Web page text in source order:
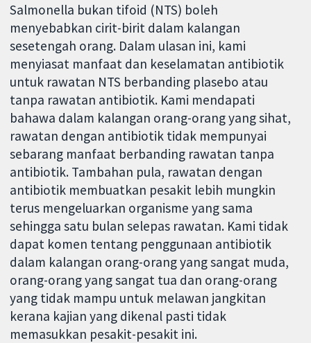
Salmonella bukan tifoid (NTS) boleh
menyebabkan cirit-birit dalam kalangan
sesetengah orang. Dalam ulasan ini, kami
menyiasat manfaat dan keselamatan antibiotik
untuk rawatan NTS berbanding plasebo atau
tanpa rawatan antibiotik. Kami mendapati
bahawa dalam kalangan orang-orang yang sihat,
rawatan dengan antibiotik tidak mempunyai
sebarang manfaat berbanding rawatan tanpa
antibiotik. Tambahan pula, rawatan dengan
antibiotik membuatkan pesakit lebih mungkin
terus mengeluarkan organisme yang sama
sehingga satu bulan selepas rawatan. Kami tidak
dapat komen tentang penggunaan antibiotik
dalam kalangan orang-orang yang sangat muda,
orang-orang yang sangat tua dan orang-orang
yang tidak mampu untuk melawan jangkitan
kerana kajian yang dikenal pasti tidak
memasukkan pesakit-pesakit ini.